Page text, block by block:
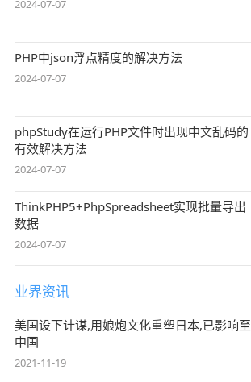
2024-07-07
PHP中json浮点精度的解决方法
2024-07-07
phpStudy在运行PHP文件时出现中文乱码的
有效解决方法
2024-07-07
ThinkPHP5+PhpSpreadsheet实现批量导出
数据
2024-07-07
业界资讯
美国设下计谋,用娘炮文化重塑日本,已影响至
中国
2021-11-19